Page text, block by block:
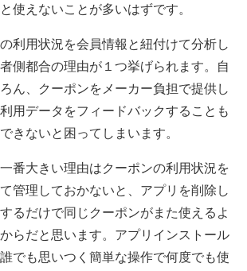
使えないことが多いはずです。
利用状況を会員情報と紐付けて分析し
側都合の理由が１つ挙げられます。自
ん、クーポンをメーカー負担で提供し
用データをフィードバックすることも
きないと困ってしまいます。
番大きい理由はクーポンの利用状況を
管理しておかないと、アプリを削除し
るだけで同じクーポンがまた使えるよ
らだと思います。アプリインストール
でも思いつく簡単な操作で何度でも使